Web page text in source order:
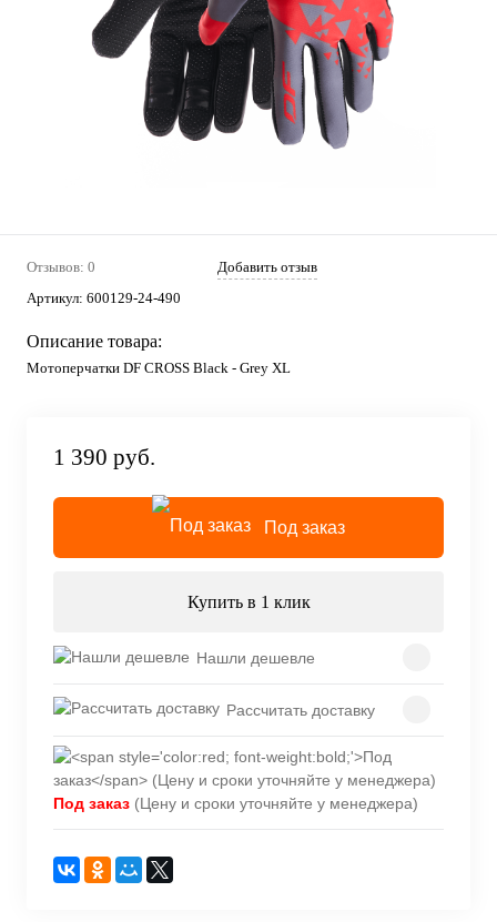
Отзывов: 0
Добавить отзыв
Артикул: 600129-24-490
Описание товара:
Мотоперчатки DF CROSS Black - Grey XL
1 390 руб.
Под заказ
Купить в 1 клик
Нашли дешевле
Рассчитать доставку
Под заказ (Цену и сроки уточняйте у менеджера)